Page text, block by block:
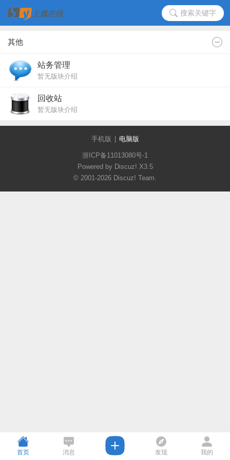
搜索关键字
其他
站务管理
暂无版块介绍
回收站
暂无版块介绍
手机版 电脑版
浙ICP备11013080号-1
Powered by Discuz! X3.5
© 2001-2026 Discuz! Team.
首页 消息 发现 我的